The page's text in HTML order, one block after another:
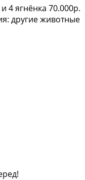
4 ягнёнка 70.000р.
другие животные